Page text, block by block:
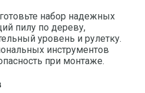
набор надежных
пилу по дереву,
уровень и рулетку.
инструментов
при монтаже.